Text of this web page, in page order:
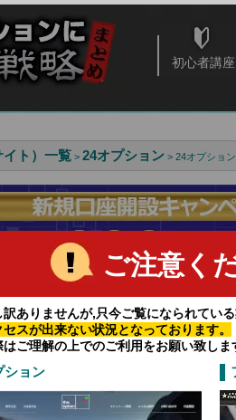
ご注意く
訳ありませんが,只今ご覧になられてい
スが出来ない状況となっております。
ご理解の上でのご利用をお願い致しま
ション
初心者講座
ト）一覧 > 24オプション > 24オプショ
ないバイナリーオプションの取引
取引をするチャンスは増えます。
い業者とは
生計を立てるって難しい？